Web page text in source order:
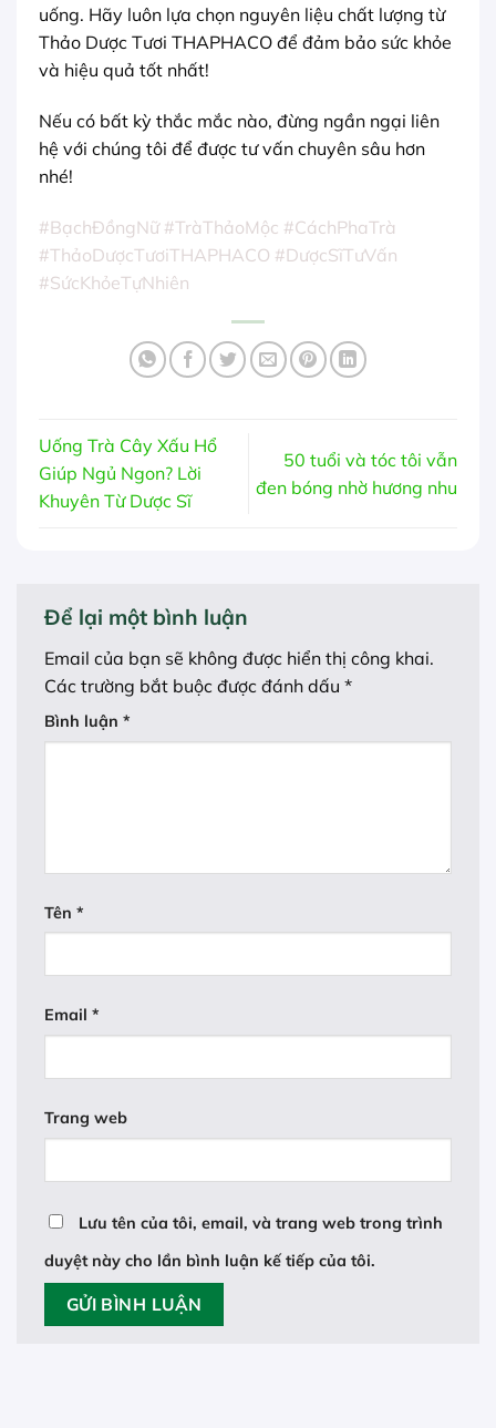
uống. Hãy luôn lựa chọn nguyên liệu chất lượng từ
Thảo Dược Tươi THAPHACO để đảm bảo sức khỏe
và hiệu quả tốt nhất!
Nếu có bất kỳ thắc mắc nào, đừng ngần ngại liên
hệ với chúng tôi để được tư vấn chuyên sâu hơn
nhé!
#BạchĐồngNữ #TràThảoMộc #CáchPhaTrà
#ThảoDượcTươiTHAPHACO #DượcSĩTưVấn
#SứcKhỏeTựNhiên
Uống Trà Cây Xấu Hổ
Giúp Ngủ Ngon? Lời
Khuyên Từ Dược Sĩ
50 tuổi và tóc tôi vẫn
đen bóng nhờ hương nhu
Để lại một bình luận
Email của bạn sẽ không được hiển thị công khai.
Các trường bắt buộc được đánh dấu *
Bình luận *
Tên *
Email *
Trang web
Lưu tên của tôi, email, và trang web trong trình
duyệt này cho lần bình luận kế tiếp của tôi.